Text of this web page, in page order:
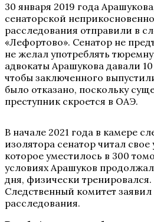
30 января 2019 года
сенаторской
расследования отправили в
«Лефортово». Сенатор не
не желал употреблять
адвокаты Арашукова давали
чтобы заключенного
было отказано, поскольку
преступник скроется в ОАЭ.
В начале 2021 года в камере
изолятора сенатор читал свое
которое уместилось в 300
условиях Арашуков
дня, физически тренировался.
Следственный комитет
расследования.